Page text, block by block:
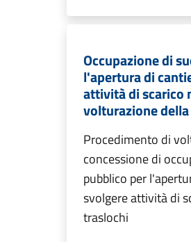
Occupazione di
l'apertura di
attività di scarico
volturazione
Procedimento di
concessione di
pubblico per
svolgere attività di
traslochi